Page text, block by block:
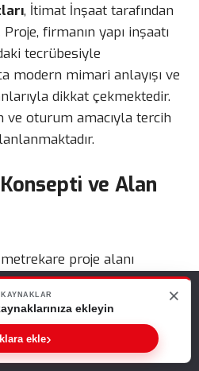
, İtimat İnşaat tarafından
firmanın yapı inşaatı
tecrübesiyle
modern mimari anlayışı ve
dikkat çekmektedir.
ve oturum amacıyla tercih
ve Alan
proje alanı
Projede 500 metrekare
Ayrıca toplam 44 konut
butik site konseptiyle sakin
Proje, estetik
Aynı zamanda
sunabilmemiz için çerezleri
devam ederseniz, bunu kabul
varsayarız.
Tamam
ekleyin
ekle›
×